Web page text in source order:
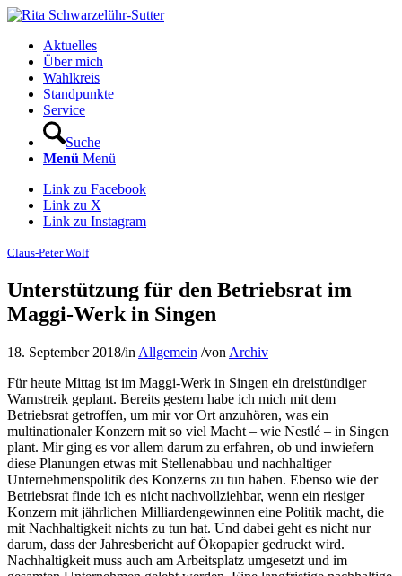
Aktuelles
Über mich
Wahlkreis
Standpunkte
Service
Suche
Menü Menü
Link zu Facebook
Link zu X
Link zu Instagram
Claus-Peter Wolf
Unterstützung für den Betriebsrat im
Maggi-Werk in Singen
18. September 2018/in Allgemein /von Archiv
Für heute Mittag ist im Maggi-Werk in Singen ein dreistündiger
Warnstreik geplant. Bereits gestern habe ich mich mit dem
Betriebsrat getroffen, um mir vor Ort anzuhören, was ein
multinationaler Konzern mit so viel Macht – wie Nestlé – in Singen
plant. Mir ging es vor allem darum zu erfahren, ob und inwiefern
diese Planungen etwas mit Stellenabbau und nachhaltiger
Unternehmenspolitik des Konzerns zu tun haben. Ebenso wie der
Betriebsrat finde ich es nicht nachvollziehbar, wenn ein riesiger
Konzern mit jährlichen Milliardengewinnen eine Politik macht, die
mit Nachhaltigkeit nichts zu tun hat. Und dabei geht es nicht nur
darum, dass der Jahresbericht auf Ökopapier gedruckt wird.
Nachhaltigkeit muss auch am Arbeitsplatz umgesetzt und im